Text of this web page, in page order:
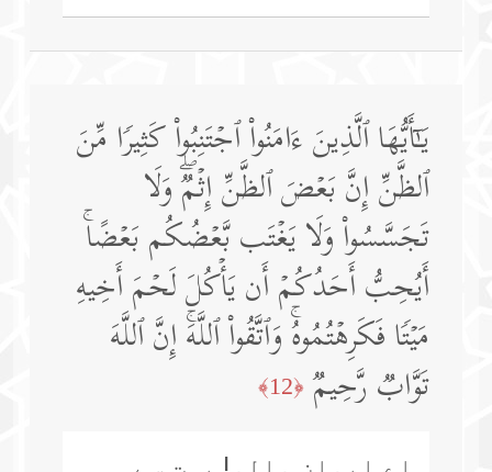
یَـٰۤأَیُّهَا ٱلَّذِینَ ءَامَنُوا۟ ٱجۡتَنِبُوا۟ كَثِیرࣰا مِّنَ
ٱلظَّنِّ إِنَّ بَعۡضَ ٱلظَّنِّ إِثۡمࣱۖ وَلَا
تَجَسَّسُوا۟ وَلَا یَغۡتَب بَّعۡضُكُم بَعۡضًاۚ
أَیُحِبُّ أَحَدُكُمۡ أَن یَأۡكُلَ لَحۡمَ أَخِیهِ
مَیۡتࣰا فَكَرِهۡتُمُوهُۚ وَٱتَّقُوا۟ ٱللَّهَۚ إِنَّ ٱللَّهَ
تَوَّابࣱ رَّحِیمࣱ ﴿12﴾